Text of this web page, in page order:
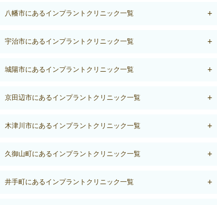
八幡市にあるインプラントクリニック一覧
宇治市にあるインプラントクリニック一覧
城陽市にあるインプラントクリニック一覧
京田辺市にあるインプラントクリニック一覧
木津川市にあるインプラントクリニック一覧
久御山町にあるインプラントクリニック一覧
井手町にあるインプラントクリニック一覧